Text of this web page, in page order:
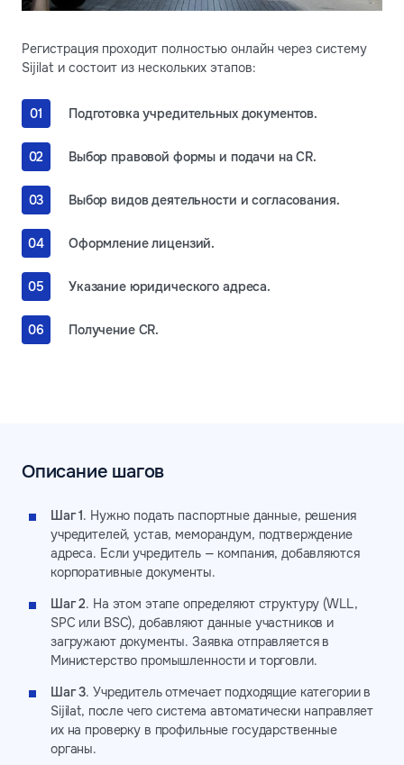
Регистрация проходит полностью онлайн через систему
Sijilat и состоит из нескольких этапов:
Подготовка учредительных документов.
Выбор правовой формы и подачи на CR.
Выбор видов деятельности и согласования.
Оформление лицензий.
Указание юридического адреса.
Получение CR.
Описание шагов
Шаг 1. Нужно подать паспортные данные, решения
учредителей, устав, меморандум, подтверждение
адреса. Если учредитель — компания, добавляются
корпоративные документы.
Шаг 2. На этом этапе определяют структуру (WLL,
SPC или BSC), добавляют данные участников и
загружают документы. Заявка отправляется в
Министерство промышленности и торговли.
Шаг 3. Учредитель отмечает подходящие категории в
Sijilat, после чего система автоматически направляет
их на проверку в профильные государственные
органы.